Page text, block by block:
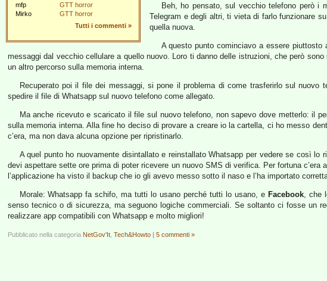
mfp
GTT horror
Mirko
GTT horror
Tutti i commenti »
Beh, ho pensato, sul vecchio telefono però i
Telegram e degli altri, ti vieta di farlo funzionare
quella nuova.
A questo punto cominciavo a essere
messaggi dal vecchio cellulare a quello nuovo. Loro ti danno delle istruzioni, che però
un altro percorso sulla memoria interna.
Recuperato poi il file dei messaggi, si pone il problema di come trasferirlo sul
spedire il file di Whatsapp sul nuovo telefono come allegato.
Ma anche ricevuto e scaricato il file sul nuovo telefono, non sapevo dove metterlo: il
sulla memoria interna. Alla fine ho deciso di provare a creare io la cartella, ci ho messo
c’era, ma non dava alcuna opzione per ripristinarlo.
A quel punto ho nuovamente disintallato e reinstallato Whatsapp per vedere se così lo
devi aspettare sette ore prima di poter ricevere un nuovo SMS di verifica. Per fortuna
l’applicazione ha visto il backup che io gli avevo messo sotto il naso e l’ha importato
Morale: Whatsapp fa schifo, ma tutti lo usano perché tutti lo usano, e Facebook, che
senso tecnico o di sicurezza, ma seguono logiche commerciali. Se soltanto ci fosse un
realizzare app compatibili con Whatsapp e molto migliori!
Pubblicato nella categoria NetGov'It Tech&Howto | 5 commenti »